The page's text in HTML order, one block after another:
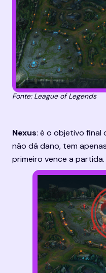
Fonte: League of Legends
Nexus: é o objetivo final
não dá dano, tem
primeiro vence a partida.